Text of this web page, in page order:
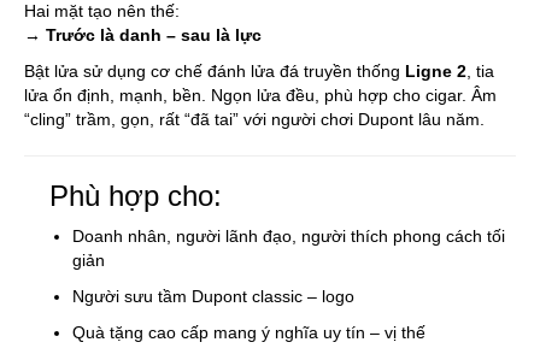
Hai mặt tạo nên thế:
→ Trước là danh – sau là lực
Bật lửa sử dụng cơ chế đánh lửa đá truyền thống Ligne 2, tia
lửa ổn định, mạnh, bền. Ngọn lửa đều, phù hợp cho cigar. Âm
“cling” trầm, gọn, rất “đã tai” với người chơi Dupont lâu năm.
Phù hợp cho:
Doanh nhân, người lãnh đạo, người thích phong cách tối
giản
Người sưu tầm Dupont classic – logo
Quà tặng cao cấp mang ý nghĩa uy tín – vị thế